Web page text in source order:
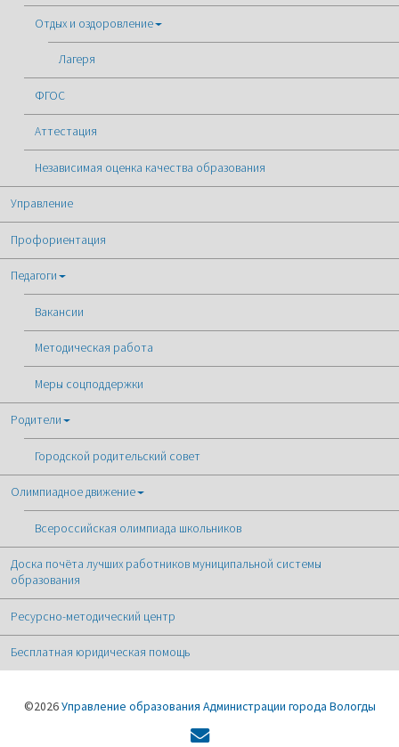
Отдых и оздоровление
Лагеря
ФГОС
Аттестация
Независимая оценка качества образования
Управление
Профориентация
Педагоги
Вакансии
Методическая работа
Меры соцподдержки
Родители
Городской родительский совет
Олимпиадное движение
Всероссийская олимпиада школьников
Доска почёта лучших работников муниципальной системы
образования
Ресурсно-методический центр
Бесплатная юридическая помощь
©2026Управление образования Администрации города Вологды
Форма